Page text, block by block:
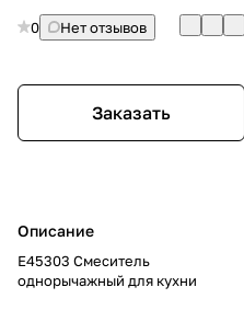
0 Нет отзывов
Заказать
Описание
E45303 Смеситель
однорычажный для кухни